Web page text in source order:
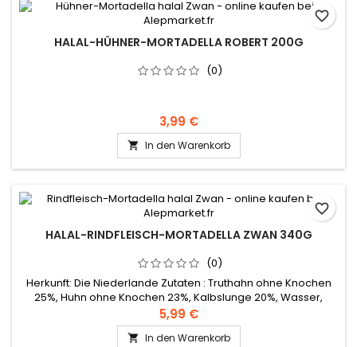
HALAL-HÜHNER-MORTADELLA ROBERT 200G
(0)
3,99 €
 In den Warenkorb
favorite_border
HALAL-RINDFLEISCH-MORTADELLA ZWAN 340G
(0)
Herkunft: Die Niederlande Zutaten : Truthahn ohne Knochen
25%, Huhn ohne Knochen 23%, Kalbslunge 20%, Wasser,
Rinderfett 7%, Kalbsherz 6%, Kartoffelstärke, Senfmehl, Salz,
Stabilisator : E451, Gewürze, Antioxidationsmittel : E316,
Konservierungsmittel : E250
5,99 €
 In den Warenkorb
favorite_border